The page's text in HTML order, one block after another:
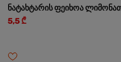
ნატახტარის ფეიხოა
5,5 ₾